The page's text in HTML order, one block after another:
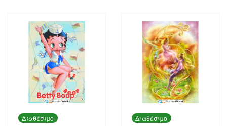
Διαθέσιμο Διαθέσιμο